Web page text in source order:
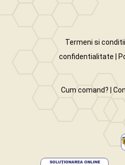
Termeni si conditii
confidentialitate
Cum comand?